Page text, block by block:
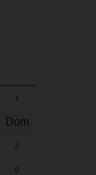
›
Dom
2
9